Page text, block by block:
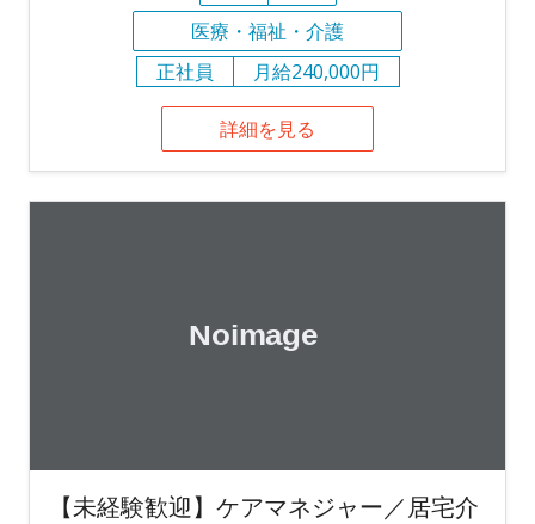
医療・福祉・介護
正社員
月給240,000円
詳細を見る
【未経験歓迎】ケアマネジャー／居宅介